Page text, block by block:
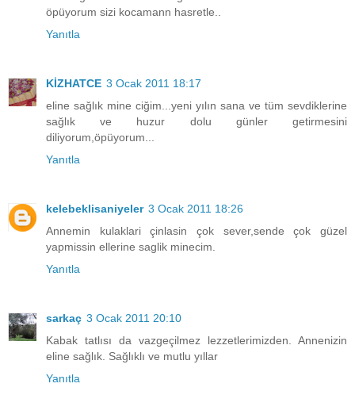
öpüyorum sizi kocamann hasretle..
Yanıtla
KİZHATCE 3 Ocak 2011 18:17
eline sağlık mine ciğim...yeni yılın sana ve tüm sevdiklerine
sağlık ve huzur dolu günler getirmesini
diliyorum,öpüyorum...
Yanıtla
kelebeklisaniyeler 3 Ocak 2011 18:26
Annemin kulaklari çinlasin çok sever,sende çok güzel
yapmissin ellerine saglik minecim.
Yanıtla
sarkaç 3 Ocak 2011 20:10
Kabak tatlısı da vazgeçilmez lezzetlerimizden. Annenizin
eline sağlık. Sağlıklı ve mutlu yıllar
Yanıtla